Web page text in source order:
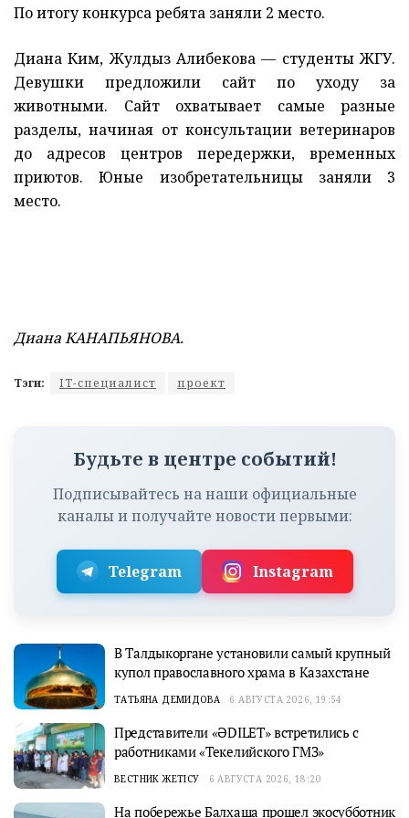
По итогу конкурса ребята заняли 2 место.
Диана Ким, Жулдыз Алибекова — студенты ЖГУ.
Девушки предложили сайт по уходу за
животными. Сайт охватывает самые разные
разделы, начиная от консультации ветеринаров
до адресов центров передержки, временных
приютов. Юные изобретательницы заняли 3
место.
Диана КАНАПЬЯНОВА.
Тэги: IT-специалист проект
Будьте в центре событий!
Подписывайтесь на наши официальные
каналы и получайте новости первыми:
Telegram Instagram
В Талдыкоргане установили самый крупный
купол православного храма в Казахстане
ТАТЬЯНА ДЕМИДОВА 6 АВГУСТА 2026, 19:54
Представители «ӘDILET» встретились с
работниками «Текелийского ГМЗ»
ВЕСТНИК ЖЕТІСУ 6 АВГУСТА 2026, 18:20
На побережье Балхаша прошел экосубботник